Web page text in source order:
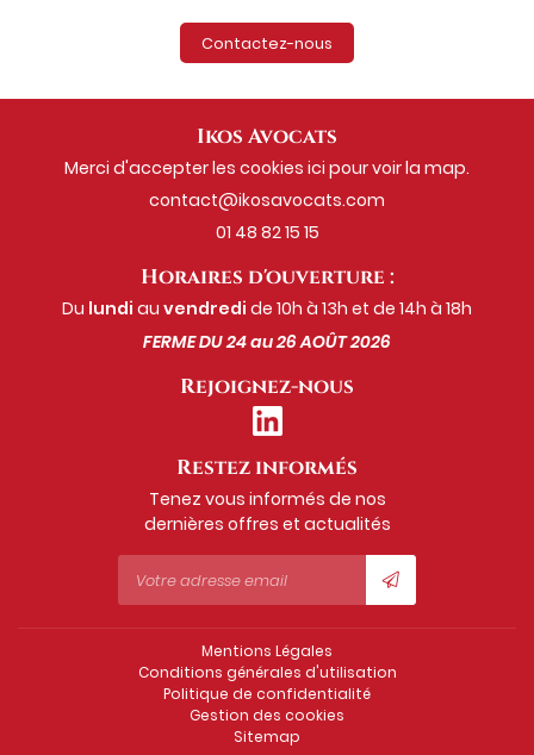
Contactez-nous
Ikos Avocats
Merci d'accepter les cookies ici pour voir la map.
01 48 82 15 15
Horaires d'ouverture :
Du lundi au vendredi de 10h à 13h et de 14h à 18h
FERME DU 24 au 26 AOÛT 2026
Rejoignez-nous
Restez informés
Tenez vous informés de nos
dernières offres et actualités
Mentions Légales
Conditions générales d'utilisation
Politique de confidentialité
Gestion des cookies
Sitemap